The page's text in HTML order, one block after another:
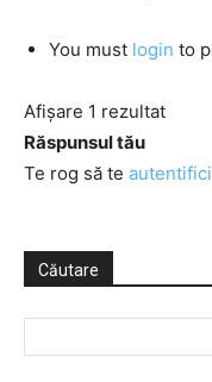
You must login to
Afișare 1 rezultat
Răspunsul tău
Te rog să te autentifici
Căutare